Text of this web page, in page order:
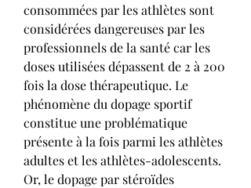
consommées par les athlètes sont
considérées dangereuses par les
professionnels de la santé car les
doses utilisées dépassent de 2 à 200
fois la dose thérapeutique. Le
phénomène du dopage sportif
constitue une problématique
présente à la fois parmi les athlètes
adultes et les athlètes-adolescents.
Or, le dopage par stéroïdes